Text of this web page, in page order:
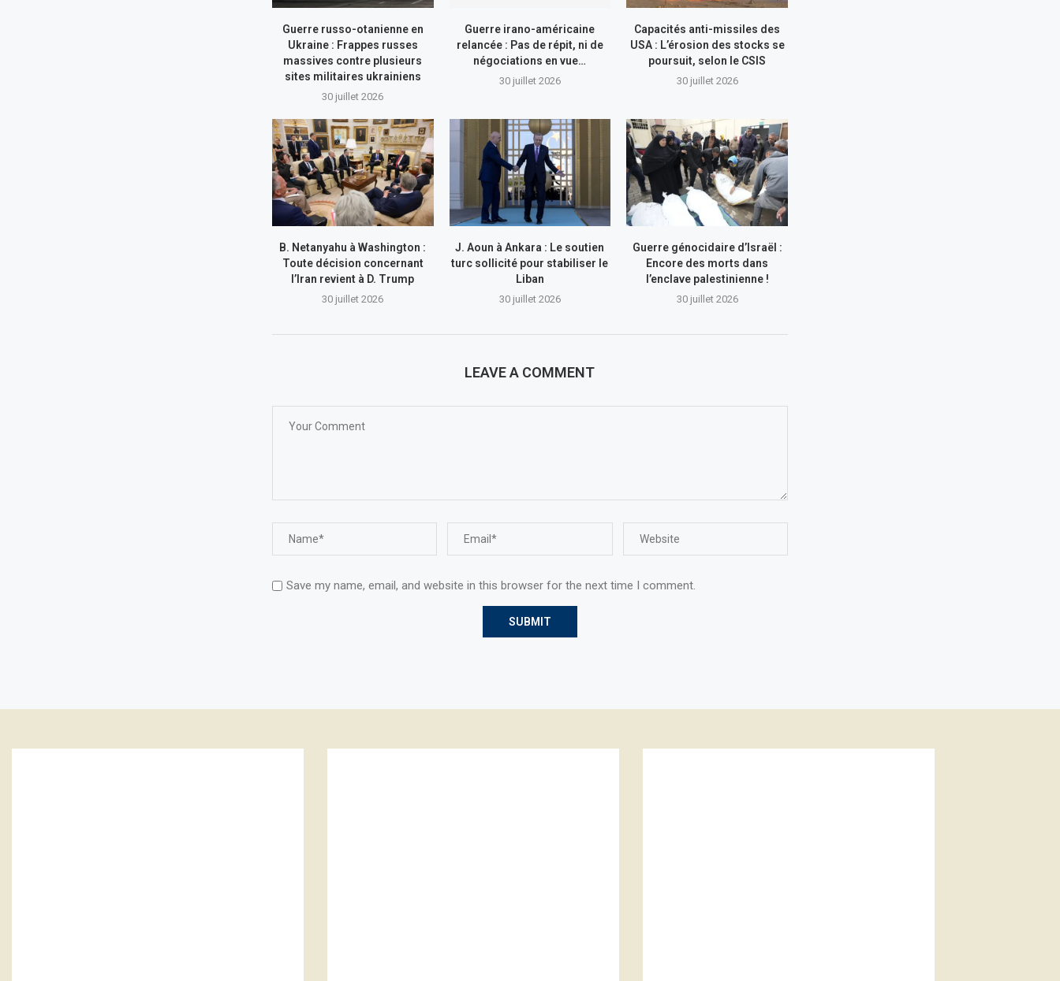
Guerre russo-otanienne en
Ukraine : Frappes russes
massives contre plusieurs
sites militaires ukrainiens
30 juillet 2026
Guerre irano-américaine
relancée : Pas de répit, ni de
négociations en vue…
30 juillet 2026
Capacités anti-missiles des
USA : L’érosion des stocks se
poursuit, selon le CSIS
30 juillet 2026
B. Netanyahu à Washington :
Toute décision concernant
l’Iran revient à D. Trump
30 juillet 2026
J. Aoun à Ankara : Le soutien
turc sollicité pour stabiliser le
Liban
30 juillet 2026
Guerre génocidaire d’Israël :
Encore des morts dans
l’enclave palestinienne !
30 juillet 2026
LEAVE A COMMENT
Save my name, email, and website in this browser for the next time I comment.